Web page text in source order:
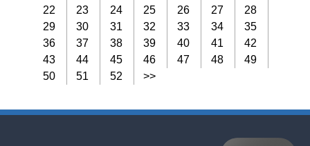
22
23 24 25 26 27
28
29
30 31 32 33 34
35
36
37 38 39 40 41
42
43
44 45 46 47 48
49
50
51 52 >>